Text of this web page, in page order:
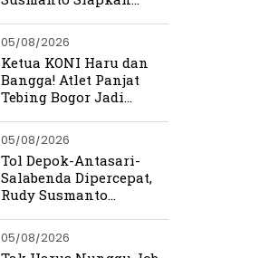
Ekonomi Baru
05/08/2026
Ketua KONI Haru dan
Bangga! Atlet Panjat
Tebing Bogor Jadi
Merah Putih Raksasa
05/08/2026
Tol Depok-Antasari-
Salabenda Dipercepat,
Rudy Susmanto
Magnet Investasi
05/08/2026